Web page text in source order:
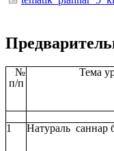
№
п/п
Тема
1 Натураль саннар